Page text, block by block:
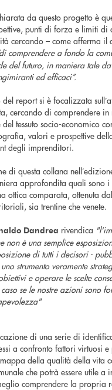
da questo progetto è
punti di forza e limiti di
cercando – come afferma il
comprendere a fondo la
del futuro, in maniera tale
ed efficaci”.
del report si è focalizzata
cercando di comprendere
del tessuto socio-economico
valori e prospettive
degli imprenditori.
di questa collana
approfondita quali sono
ottica comparata, ottenuta
sia trentine che venete.
Dandrea rivendica
non è una semplice
di tutti i decisori -
strumento veramente
e operare le scelte
se le nostre azioni sono
di una serie di
a confronto fattori virtuosi
della qualità della vita
che potrà essere utile a
comprendere la propria